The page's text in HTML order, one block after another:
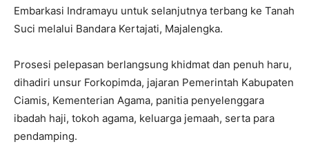
Embarkasi Indramayu untuk selanjutnya terbang ke Tanah
Suci melalui Bandara Kertajati, Majalengka.
Prosesi pelepasan berlangsung khidmat dan penuh haru,
dihadiri unsur Forkopimda, jajaran Pemerintah Kabupaten
Ciamis, Kementerian Agama, panitia penyelenggara
ibadah haji, tokoh agama, keluarga jemaah, serta para
pendamping.